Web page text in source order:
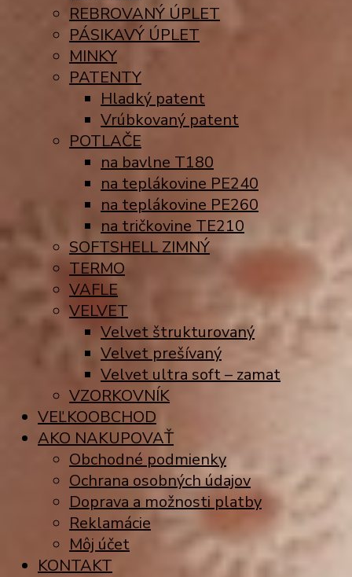
REBROVANÝ ÚPLET
PÁSIKAVÝ ÚPLET
MINKY
PATENTY
Hladký patent
Vrúbkovaný patent
POTLAČE
na bavlne T180
na teplákovine PE240
na teplákovine PE260
na tričkovine TE210
SOFTSHELL ZIMNÝ
TERMO
VAFLE
VELVET
Velvet štrukturovaný
Velvet prešívaný
Velvet ultra soft – zamat
VZORKOVNÍK
VEĽKOOBCHOD
AKO NAKUPOVAŤ
Obchodné podmienky
Ochrana osobných údajov
Doprava a možnosti platby
Reklamácie
Môj účet
KONTAKT